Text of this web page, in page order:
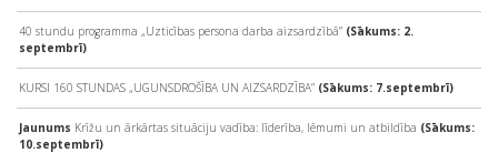
40 stundu programma „Uzticības persona darba aizsardzībā” (Sākums: 2.
septembrī)
KURSI 160 STUNDAS „UGUNSDROŠĪBA UN AIZSARDZĪBA” (Sākums: 7.septembrī)
Jaunums Krīžu un ārkārtas situāciju vadība: līderība, lēmumi un atbildība (Sākums:
10.septembrī)